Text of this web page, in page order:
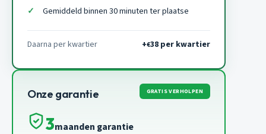
Gemiddeld binnen 30 minuten ter plaatse
Daarna per kwartier +€38 per kwartier
Onze garantie GRATIS VERHOLPEN
3maanden garantie